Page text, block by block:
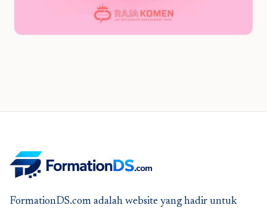
FormationDS.com adalah website yang hadir untuk